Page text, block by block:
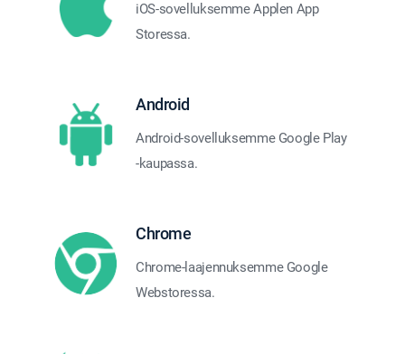
iOS-sovelluksemme Applen App
Storessa.
Android
Android-sovelluksemme Google Play
-kaupassa.
Chrome
Chrome-laajennuksemme Google
Webstoressa.